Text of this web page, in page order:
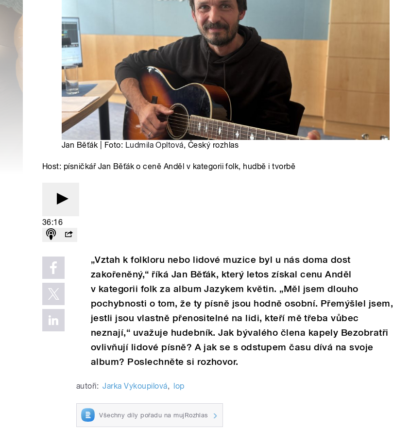
Jan Běťák | Foto: Ludmila Opltová, Český rozhlas
Host: písničkář Jan Běťák o ceně Anděl v kategorii folk, hudbě i tvorbě
36:16
„Vztah k folkloru nebo lidové muzice byl u nás doma dost
zakořeněný,“ říká Jan Běťák, který letos získal cenu Anděl
v kategorii folk za album Jazykem květin. „Měl jsem dlouho
pochybnosti o tom, že ty písně jsou hodně osobní. Přemýšlel jsem,
jestli jsou vlastně přenositelné na lidi, kteří mě třeba vůbec
neznají,“ uvažuje hudebník. Jak bývalého člena kapely Bezobratři
ovlivňují lidové písně? A jak se s odstupem času dívá na svoje
album? Poslechněte si rozhovor.
autoři: Jarka Vykoupilová, lop
Všechny díly pořadu na mujRozhlas